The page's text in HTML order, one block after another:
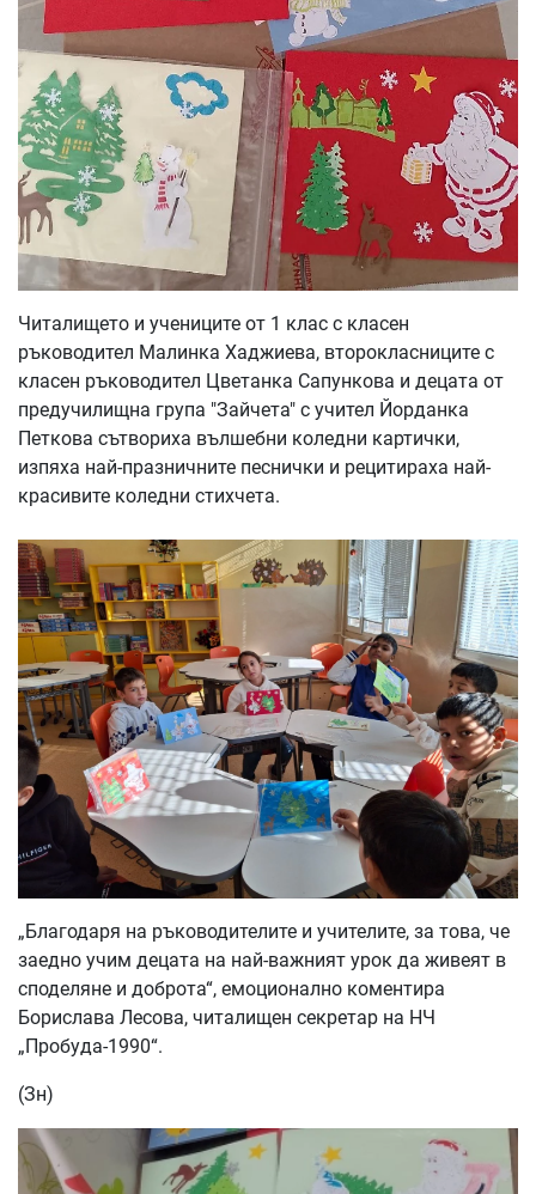
Читалището и учениците от 1 клас с класен
ръководител Малинка Хаджиева, второкласниците с
класен ръководител Цветанка Сапункова и децата от
предучилищна група "Зайчета" с учител Йорданка
Петкова сътвориха вълшебни коледни картички,
изпяха най-празничните песнички и рецитираха най-
красивите коледни стихчета.
„Благодаря на ръководителите и учителите, за това, че
заедно учим децата на най-важният урок да живеят в
споделяне и доброта“, емоционално коментира
Борислава Лесова, читалищен секретар на НЧ
„Пробуда-1990“.
(Зн)